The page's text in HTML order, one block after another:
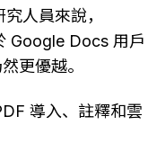
人員來說，
Google Docs 用戶
更優越。
導入、註釋和雲